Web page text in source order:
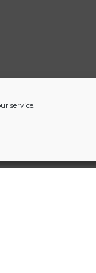
service.